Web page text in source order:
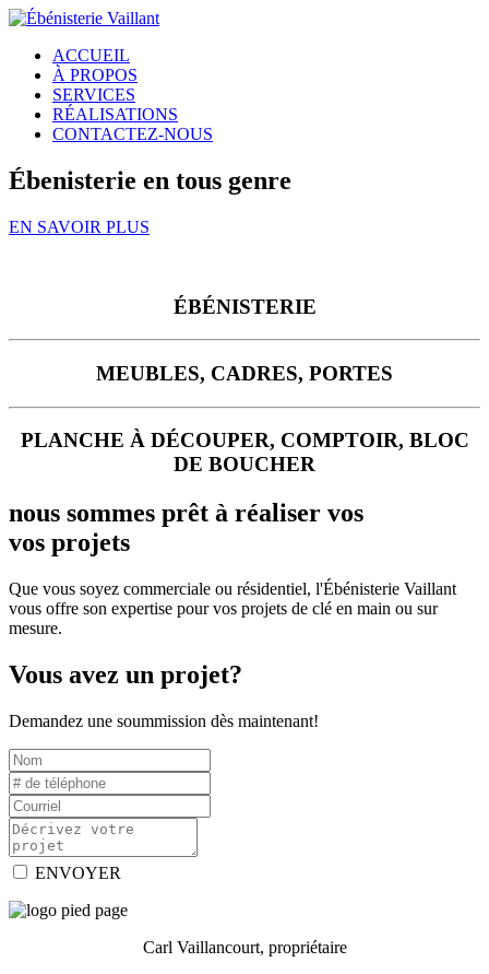
ACCUEIL
À PROPOS
SERVICES
RÉALISATIONS
CONTACTEZ-NOUS
Ébenisterie en tous genre
EN SAVOIR PLUS
ÉBÉNISTERIE
MEUBLES, CADRES, PORTES
PLANCHE À DÉCOUPER, COMPTOIR, BLOC
DE BOUCHER
nous sommes prêt à réaliser vos
vos projets
Que vous soyez commerciale ou résidentiel, l'Ébénisterie Vaillant
vous offre son expertise pour vos projets de clé en main ou sur
mesure.
Vous avez un projet?
Demandez une soummission dès maintenant!
ENVOYER
Carl Vaillancourt, propriétaire